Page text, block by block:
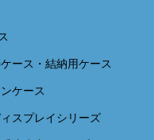
ース・結納用ケース
ケース
スプレイシリーズ